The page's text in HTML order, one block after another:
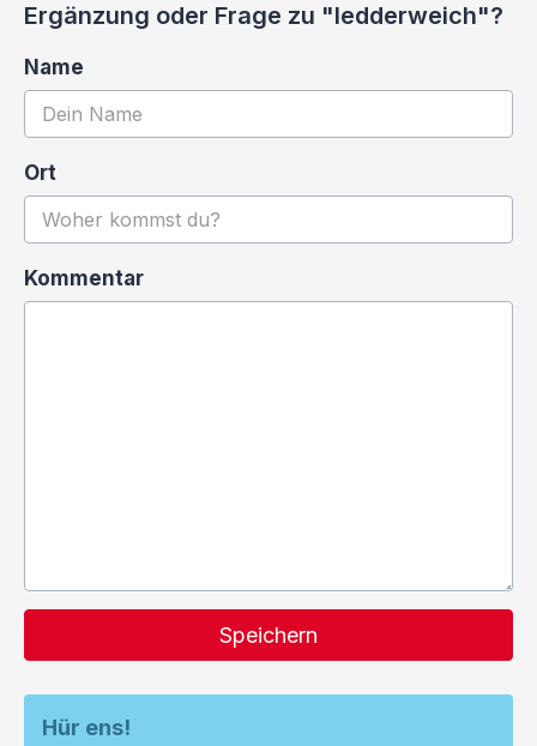
Ergänzung oder Frage zu "ledderweich"?
Name
Ort
Kommentar
Speichern
Hür ens!